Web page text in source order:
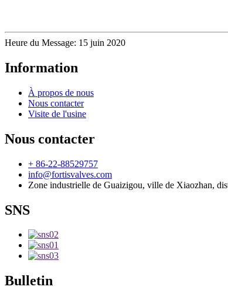
Heure du Message: 15 juin 2020
Information
À propos de nous
Nous contacter
Visite de l'usine
Nous contacter
+ 86-22-88529757
info@fortisvalves.com
Zone industrielle de Guaizigou, ville de Xiaozhan,
SNS
Bulletin